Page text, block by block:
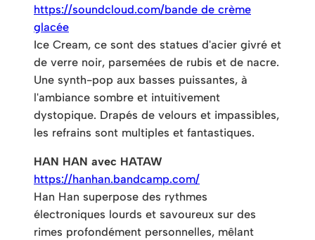
https://soundcloud.com/bande de crème
glacée
Ice Cream, ce sont des statues d'acier givré et
de verre noir, parsemées de rubis et de nacre.
Une synth-pop aux basses puissantes, à
l'ambiance sombre et intuitivement
dystopique. Drapés de velours et impassibles,
les refrains sont multiples et fantastiques.
HAN HAN avec HATAW
https://hanhan.bandcamp.com/
Han Han superpose des rythmes
électroniques lourds et savoureux sur des
rimes profondément personnelles, mêlant